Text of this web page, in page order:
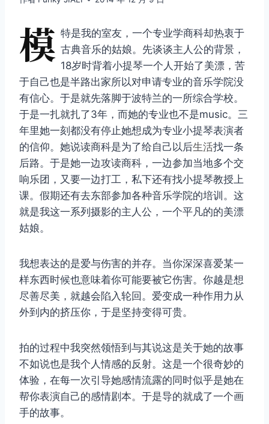
模 特是我的室友，一个专业学商科却热衷于
古典音乐的姑娘。先谈谈主人公的背景，
18岁时背着小提琴一个人开始了美漂，苦
于自己也是半路出家所以对申请专业的音乐学院没
有信心。于是就先落脚于波特兰的一所综合学校。
于是一扎就扎了3年，而她的专业也不是music。三
年里她一刻都没有停止她想成为专业小提琴表演者
的信仰。她说读商科是为了给自己以后生活找一条
后路。于是她一边攻读商科，一边参加当地多个交
响乐团，又要一边打工，私下还有找小提琴教授上
课。假期还有去东部参加各种音乐学院的培训。这
就是我这一系列摄影的主人公，一个平凡的的美漂
姑娘。
我想表达的是爱与伤害的并存。当你深深喜爱某一
样东西时候也意味着你可能要被它伤害。你越是想
尽善尽美，就越会陷入轮回。爱变成一种作用力从
外到内的挤压你，于是坚持变得可贵。
拍的过程中我突然领悟到与其说这是关于她的故事
不如说也是我个人情感的反射。这是一个很奇妙的
体验，在每一次引导她感情流露的同时似乎是她在
帮你表演自己的感情剧本。于是导的就成了一个画
手的故事。